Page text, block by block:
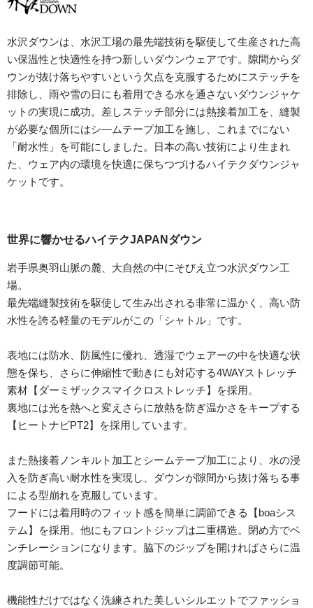
水沢ダウンは、水沢工場の最先端技術を駆使して生産された高
い保温性と快適性を持つ新しいダウンウェアです。隙間からダ
ウンが抜け落ちやすいという欠点を克服するためにステッチを
排除し、雨や雪の日にも着用できる水を通さないダウンジャケ
ットの実現に成功。差しステッチ部分には熱接着加工を、縫製
が必要な個所にはシ―ムテープ加工を施し、これまでにない
「耐水性」を可能にしました。日本の高い技術により生まれ
た、ウェア内の環境を快適に保ちつづけるハイテクダウンジャ
ケットです。
世界に響かせるハイテクJAPANダウン
岩手県奥羽山脈の麓、大自然の中にそびえ立つ水沢ダウン工
場。
最先端縫製技術を駆使して生み出される非常に温かく、高い防
水性を誇る軽量のモデルがこの「シャトル」です。
表地には防水、防風性に優れ、透湿でウェアーの中を快適な状
態を保ち、さらに伸縮性で動きにも対応する4WAYストレッチ
素材【ダーミザックスマイクロストレッチ】を採用。
裏地には光を熱へと変えさらに放熱を防ぎ温かさをキープする
【ヒートナビPT2】を採用しています。
また熱接着ノンキルト加工とシームテープ加工により、水の浸
入を防ぎ高い耐水性を実現し、ダウンが隙間から抜け落ちる事
による型崩れを克服しています。
フードには着用時のフィット感を簡単に調節できる【boaシス
テム】を採用。他にもフロントジップは二重構造。閉め方でベ
ンチレーションになります。脇下のジップを開ければさらに温
度調節可能。
機能性だけではなく洗練された美しいシルエットでファッショ